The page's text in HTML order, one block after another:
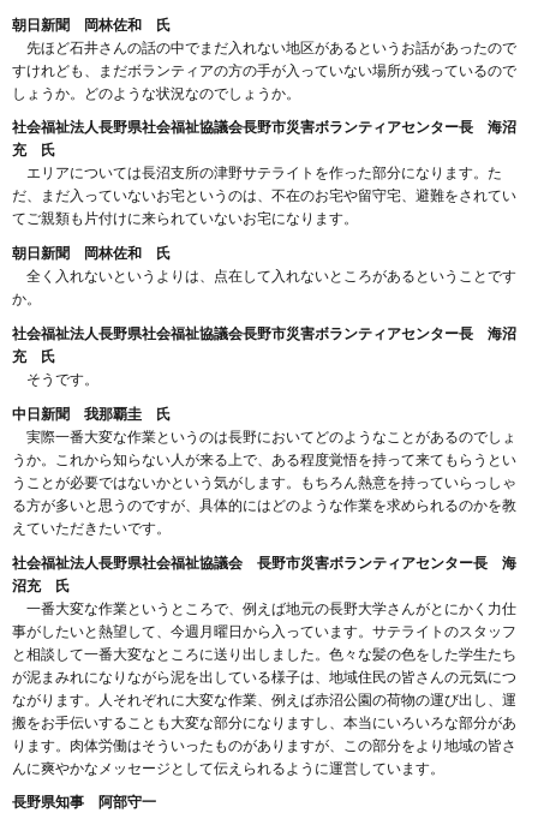
朝日新聞 岡林佐和 氏
先ほど石井さんの話の中でまだ入れない地区があるというお話があったので
すけれども、まだボランティアの方の手が入っていない場所が残っているので
しょうか。どのような状況なのでしょうか。
社会福祉法人長野県社会福祉協議会長野市災害ボランティアセンター長 海沼
充 氏
エリアについては長沼支所の津野サテライトを作った部分になります。た
だ、まだ入っていないお宅というのは、不在のお宅や留守宅、避難をされてい
てご親類も片付けに来られていないお宅になります。
朝日新聞 岡林佐和 氏
全く入れないというよりは、点在して入れないところがあるということです
か。
社会福祉法人長野県社会福祉協議会長野市災害ボランティアセンター長 海沼
充 氏
そうです。
中日新聞 我那覇圭 氏
実際一番大変な作業というのは長野においてどのようなことがあるのでしょ
うか。これから知らない人が来る上で、ある程度覚悟を持って来てもらうとい
うことが必要ではないかという気がします。もちろん熱意を持っていらっしゃ
る方が多いと思うのですが、具体的にはどのような作業を求められるのかを教
えていただきたいです。
社会福祉法人長野県社会福祉協議会 長野市災害ボランティアセンター長 海
沼充 氏
一番大変な作業というところで、例えば地元の長野大学さんがとにかく力仕
事がしたいと熱望して、今週月曜日から入っています。サテライトのスタッフ
と相談して一番大変なところに送り出しました。色々な髪の色をした学生たち
が泥まみれになりながら泥を出している様子は、地域住民の皆さんの元気につ
ながります。人それぞれに大変な作業、例えば赤沼公園の荷物の運び出し、運
搬をお手伝いすることも大変な部分になりますし、本当にいろいろな部分があ
ります。肉体労働はそういったものがありますが、この部分をより地域の皆さ
んに爽やかなメッセージとして伝えられるように運営しています。
長野県知事 阿部守一